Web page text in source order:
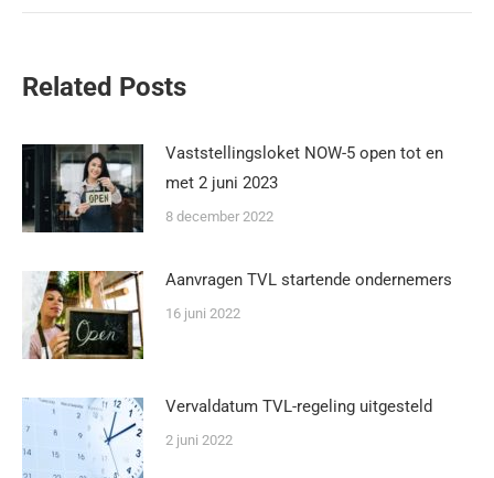
Related Posts
Vaststellingsloket NOW-5 open tot en
met 2 juni 2023
8 december 2022
Aanvragen TVL startende ondernemers
16 juni 2022
Vervaldatum TVL-regeling uitgesteld
2 juni 2022